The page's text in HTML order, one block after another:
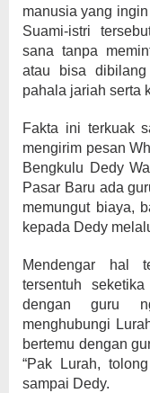
manusia yang
Suami-istri
sana tanpa
atau bisa
pahala jariah serta
Fakta ini terkuak
mengirim pesan
Bengkulu Dedy
Pasar Baru ada
memungut biaya,
kepada Dedy
Mendengar hal
tersentuh
dengan guru
menghubungi
bertemu dengan
“Pak Lurah,
sampai Dedy.